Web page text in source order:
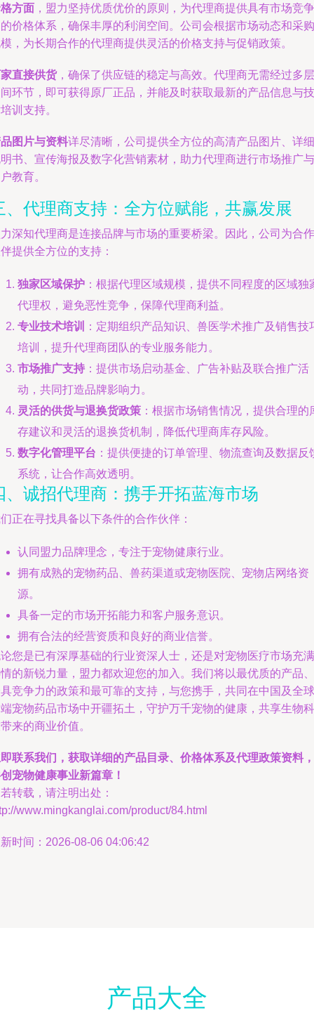
方面 ，盟力坚持优质优价的原则，为代理商提供具有市场竞争
价格体系，确保丰厚的利润空间。公司会根据市场动态和采购
，为长期合作的代理商提供灵活的价格支持与促销政策。
直接供货，确保了供应链的稳定与高效。代理商无需经过多层
环节，即可获得原厂正品，并能及时获取最新的产品信息与技
训支持。
图片与资料详尽清晰，公司提供全方位的高清产品图片、详细
书、宣传海报及数字化营销素材，助力代理商进行市场推广与
教育。
、代理商支持：全方位赋能，共赢发展
深知代理商是连接品牌与市场的重要桥梁。因此，公司为合作
提供全方位的支持：
独家区域保护 ：根据代理区域规模，提供不同程度的区域独
代理权，避免恶性竞争，保障代理商利益。
专业技术培训
：定期组织产品知识、兽医学术推广及销售技
培训，提升代理商团队的专业服务能力。
市场推广支持 ：提供市场启动基金、广告补贴及联合推广活
动，共同打造品牌影响力。
灵活的供货与退换货政策 ：根据市场销售情况，提供合理的
存建议和灵活的退换货机制，降低代理商库存风险。
数字化管理平台 ：提供便捷的订单管理、物流查询及数据反
系统，让合作高效透明。
、诚招代理商：携手开拓蓝海市场
正在寻找具备以下条件的合作伙伴：
认同盟力品牌理念，专注于宠物健康行业。
拥有成熟的宠物药品、兽药渠道或宠物医院、宠物店网络资
源。
具备一定的市场开拓能力和客户服务意识。
拥有合法的经营资质和良好的商业信誉。
您是已有深厚基础的行业资深人士，还是对宠物医疗市场充满
的新锐力量，盟力都欢迎您的加入。我们将以最优质的产品、
竞争力的政策和最可靠的支持，与您携手，共同在中国及全球
宠物药品市场中开疆拓土，守护万千宠物的健康，共享生物科
来的商业价值。
联系我们，获取详细的产品目录、价格体系及代理政策资料，
宠物健康事业新篇章！
转载，请注明出处：
www.mingkanglai.com/product/84.html
时间：2026-08-06 04:06:42
产品大全